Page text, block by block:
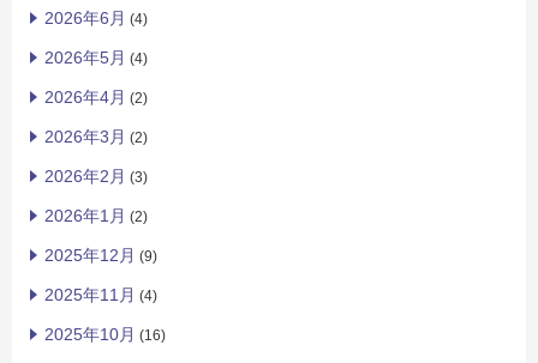
2026年6月 (4)
2026年5月 (4)
2026年4月 (2)
2026年3月 (2)
2026年2月 (3)
2026年1月 (2)
2025年12月 (9)
2025年11月 (4)
2025年10月 (16)